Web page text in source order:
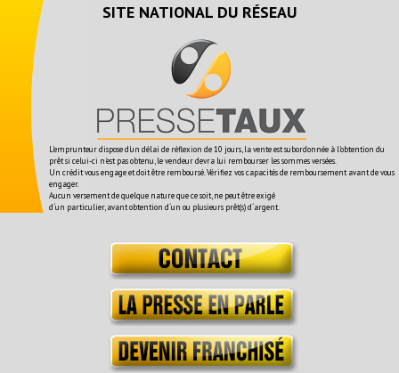
SITE NATIONAL DU RÉSEAU
L'emprunteur dispose d'un délai de réflexion de 10 jours, la vente est subordonnée à l'obtention du
prêt si celui-ci n'est pas obtenu, le vendeur devra lui rembourser les sommes versées.
Un crédit vous engage et doit être remboursé. Vérifiez vos capacités de remboursement avant de vous
engager.
Aucun versement de quelque nature que ce soit, ne peut être exigé
d´un particulier, avant obtention d´un ou plusieurs prêt(s) d´argent.